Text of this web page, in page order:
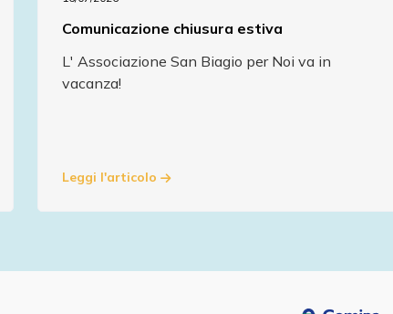
Comunicazione chiusura estiva
L' Associazione San Biagio per Noi va in
vacanza!
Leggi l'articolo